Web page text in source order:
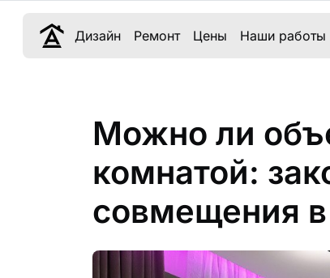
Дизайн Ремонт Цены Наши работы
Можно ли
комнатой:
совмещения